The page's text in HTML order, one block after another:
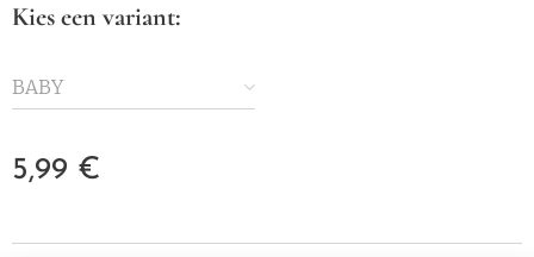
Kies een variant:
BABY
5,99 €